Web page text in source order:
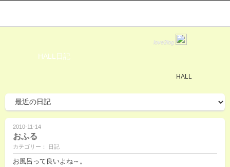
love2log
HALL日記
HALL
2010-11-14
おふる
カテゴリー： 日記
お風呂って良いよね～。